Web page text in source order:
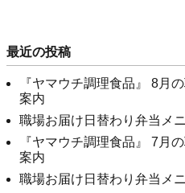
最近の投稿
『ヤマウチ調理食品』 8月
案内
職場お届け日替わり弁当メ
『ヤマウチ調理食品』 7月
案内
職場お届け日替わり弁当メ